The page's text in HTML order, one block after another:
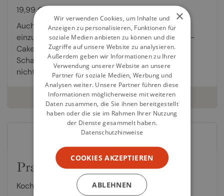
19,99 €
Auch für süße Sünden kommt die Zeit, sich neu
einzukleiden: Whoopie, Cake-Pop oder Push-up-
Cake heißen die trendigen Kreationen in den
Schaufenstern der Confiserien. Bei ihnen macht
nicht die Größe...
weiterlesen
Pralinen & Co.
Kochbuch von Matthias Ludwigs
Jo Kirchherr
×
Wir verwenden Cookies, um Inhalte und
Anzeigen zu personalisieren, Funktionen für
soziale Medien anbieten zu können und die
Zugriffe auf unsere Website zu analysieren.
Außerdem geben wir Informationen zu Ihrer
Verwendung unserer Website an unsere
Partner für soziale Medien, Werbung und
Analysen weiter. Unsere Partner führen diese
Informationen möglicherweise mit weiteren
Daten zusammen, die Sie ihnen bereitgestellt
haben oder die sie im Rahmen Ihrer Nutzung
der Dienste gesammelt haben.
Datenschutzhinweise
COOKIES AKZEPTIEREN
ABLEHNEN